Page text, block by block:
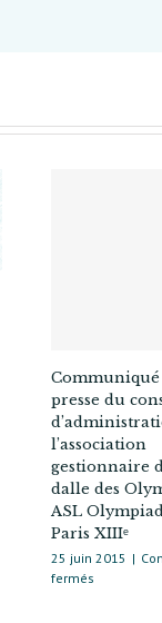
Communiqué
presse du
l’association
gestionnaire
dalle des
ASL
Paris XIIIᵉ
25 juin 2015 |
fermés